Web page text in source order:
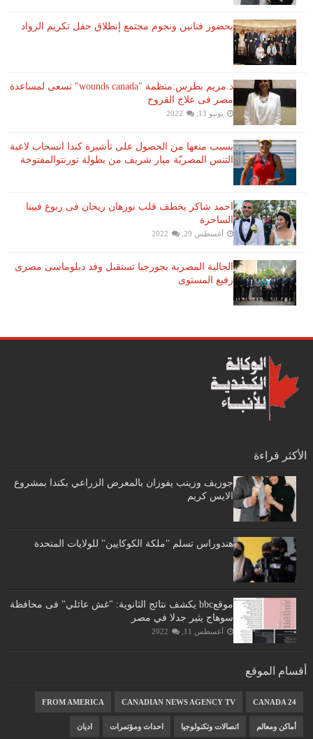
بحضور فنانين ونجوم مجتمع إنطلاق حفل تكريم الرواد
د.مريم بطرس:منظمة "wounds canada" تسعى لمساعدة
مصر فى علاج القروح
يونيو 13, 2022
بسبب منعها من الحصول على تأشيرة كندا انسحاب لاعبة ​
التنس​ المصريّة ​ميار شريف​ من بطولة ​تورنتو​المفتوحة
احمد شاكر يخطف قلب نورهان ريحان فى ربوع فيينا
الساحرة
أغسطس 29, 2022
الجالية المصرية بجورجيا تستقبل وفد دبلوماسى مصرى
رفيع المستوى
الأكثر قراءة
جوزيف وزينب يفوزان بالمعرض الزراعي بكندا بمشروع
الايس كريم
هندوراس تسلم "ملكة الكوكايين" للولايات المتحدة
موقعbbc يكشف نتائج الثانوية: "غش عائلي" فى محافظة
سوهاج يثير جدلا في مصر
أغسطس 11, 2022
أقسام الموقع
CANADA 24
CANADIAN NEWS AGENCY TV
FROM AMERICA
أماكن ومعالم اتصالات وتكنولوجيا احداث ومؤتمرات اديان